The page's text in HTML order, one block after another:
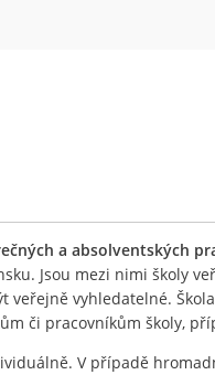
a absolventských
Jsou mezi nimi školy
vyhledatelné.
či pracovníkům školy,
V případě